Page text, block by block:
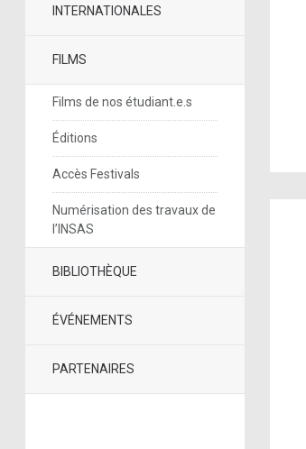
INTERNATIONALES
FILMS
Films de nos étudiant.e.s
Éditions
Accès Festivals
Numérisation des travaux de
l’INSAS
BIBLIOTHÈQUE
ÉVÉNEMENTS
PARTENAIRES